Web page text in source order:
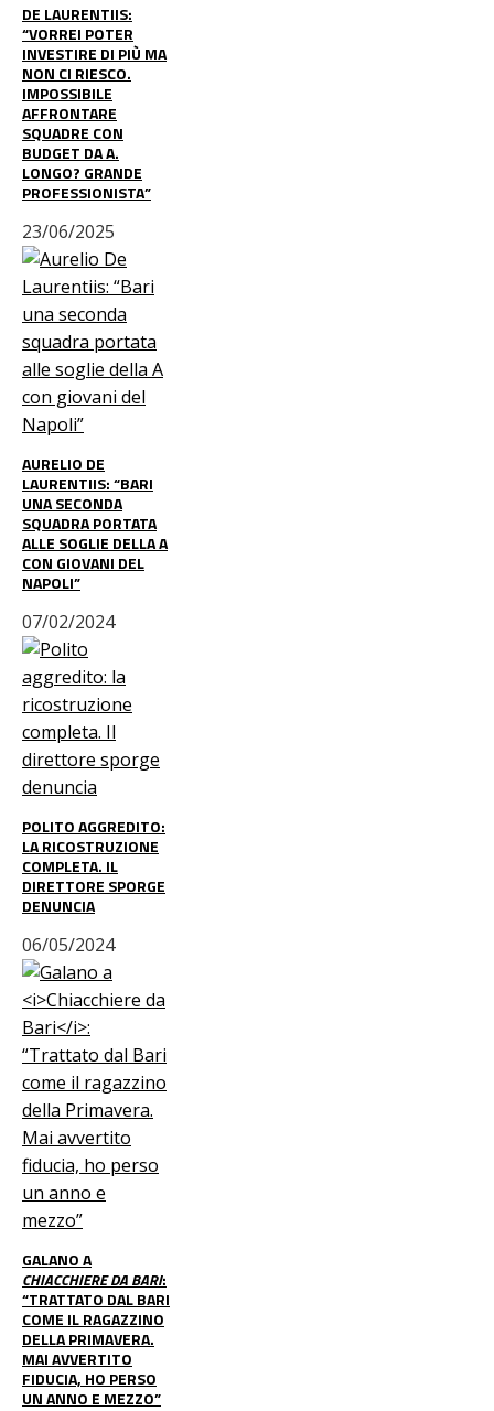
DE LAURENTIIS:
“VORREI POTER
INVESTIRE DI PIÙ MA
NON CI RIESCO.
IMPOSSIBILE
AFFRONTARE
SQUADRE CON
BUDGET DA A.
LONGO? GRANDE
PROFESSIONISTA”
23/06/2025
AURELIO DE
LAURENTIIS: “BARI
UNA SECONDA
SQUADRA PORTATA
ALLE SOGLIE DELLA A
CON GIOVANI DEL
NAPOLI”
07/02/2024
POLITO AGGREDITO:
LA RICOSTRUZIONE
COMPLETA. IL
DIRETTORE SPORGE
DENUNCIA
06/05/2024
GALANO A
CHIACCHIERE DA BARI:
“TRATTATO DAL BARI
COME IL RAGAZZINO
DELLA PRIMAVERA.
MAI AVVERTITO
FIDUCIA, HO PERSO
UN ANNO E MEZZO”